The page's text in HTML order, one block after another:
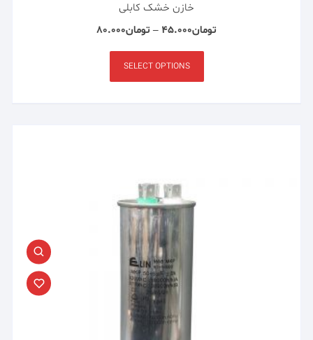
خازن خشک کابلی
تومان۴۵.۰۰۰ – تومان۸۰.۰۰۰
SELECT OPTIONS